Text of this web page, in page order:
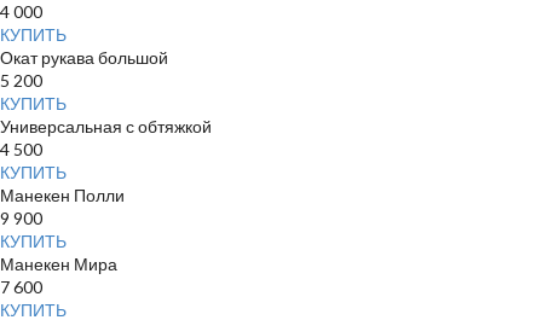
4 000
КУПИТЬ
Окат рукава большой
5 200
КУПИТЬ
Универсальная с обтяжкой
4 500
КУПИТЬ
Манекен Полли
9 900
КУПИТЬ
Манекен Мира
7 600
КУПИТЬ